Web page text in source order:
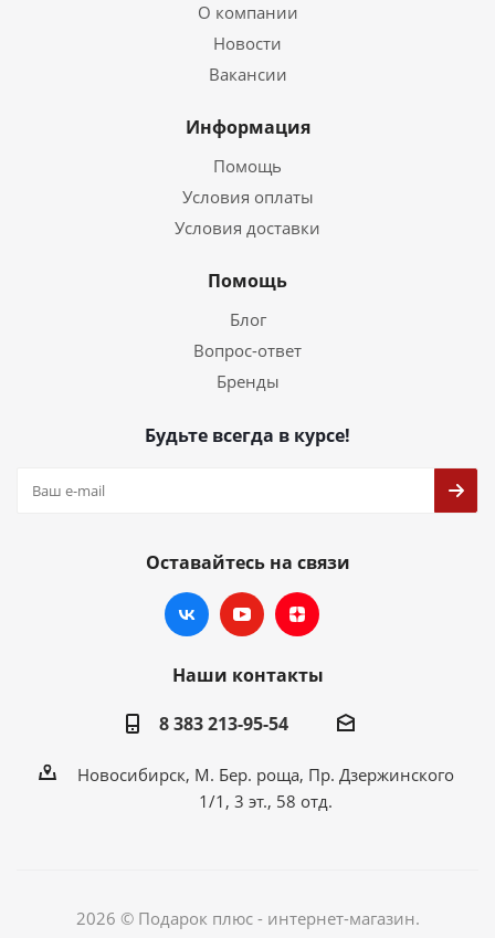
О компании
Новости
Вакансии
Информация
Помощь
Условия оплаты
Условия доставки
Помощь
Блог
Вопрос-ответ
Бренды
Будьте всегда в курсе!
Оставайтесь на связи
Наши контакты
8 383 213-95-54
Новосибирск, М. Бер. роща, Пр. Дзержинского
1/1, 3 эт., 58 отд.
2026 © Подарок плюс - интернет-магазин.